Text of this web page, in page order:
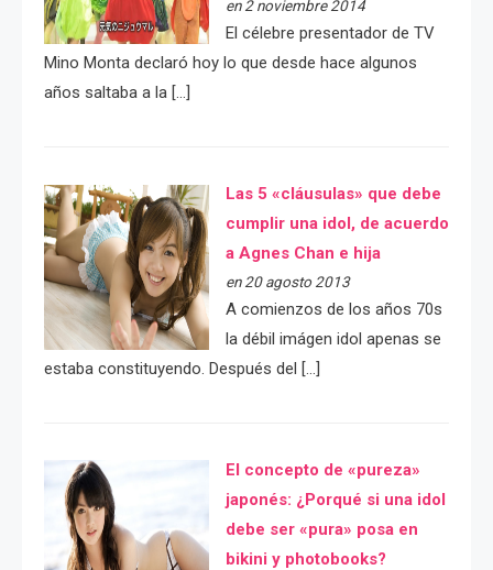
en 2 noviembre 2014
El célebre presentador de TV
Mino Monta declaró hoy lo que desde hace algunos
años saltaba a la […]
Las 5 «cláusulas» que debe
cumplir una idol, de acuerdo
a Agnes Chan e hija
en 20 agosto 2013
A comienzos de los años 70s
la débil imágen idol apenas se
estaba constituyendo. Después del […]
El concepto de «pureza»
japonés: ¿Porqué si una idol
debe ser «pura» posa en
bikini y photobooks?